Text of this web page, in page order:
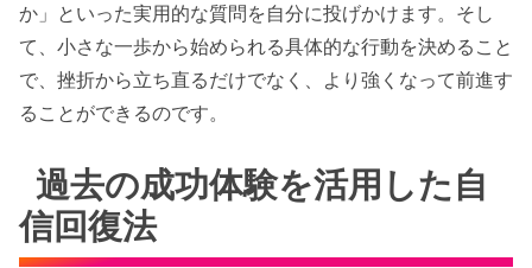
か」といった実用的な質問を自分に投げかけます。そし
て、小さな一歩から始められる具体的な行動を決めること
で、挫折から立ち直るだけでなく、より強くなって前進す
ることができるのです。
過去の成功体験を活用した自
信回復法